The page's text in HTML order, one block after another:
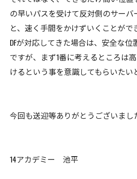
の早いパスを受けて反対側のサーバ
と、速く手間をかけずいくことがで
DFが対応してきた場合は、安全な
ですが、まず1番に考えるところは
けるという事を意識してもらいたい
今回も送迎等ありがとうございまし
14アカデミー 池平